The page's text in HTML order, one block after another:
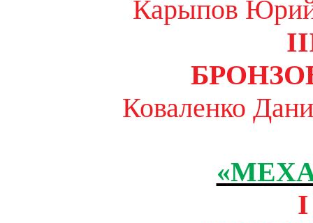
Карыпов
Коваленко
I